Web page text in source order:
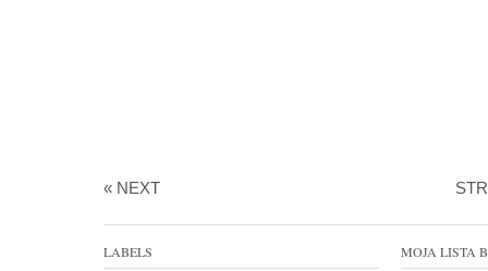
« NEXT
LABELS MOJA LISTA